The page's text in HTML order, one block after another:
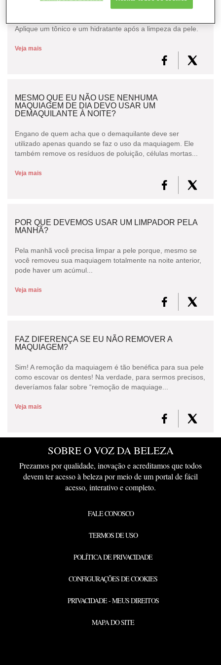
CONSULTORIA DE PRODUTOS LANCÔME
Aplique um tônico e um hidratante após a limpeza da pele.
Veja mais
MESMO QUE EU NÃO USE NENHUMA
MAQUIAGEM DE DIA DEVO USAR UM
DEMAQUILANTE À NOITE?
Engano de quem acha que o demaquilante deve ser
utilizado apenas quando se faz o uso da maquiagem. Ele
também remove os resíduos de poluição, células mortas...
Veja mais
POR QUE DEVEMOS USAR UM LIMPADOR PELA
MANHÃ?
Pela manhã você precisa limpar a pele porque, mesmo se
você removeu sua maquiagem totalmente na noite anterior,
pode haver um acúmul...
Veja mais
FAZ DIFERENÇA SE EU NÃO REMOVER A
MAQUIAGEM?
Sim! A remoção da maquiagem é tão benéfica para sua pele
como escovar os dentes! Na verdade, para sermos precisos,
deveríamos falar sobre “remoção de maquiage...
Veja mais
SOBRE O VOZ DA BELEZA
Prezamos por qualidade, inovação e acreditamos que todos
devem ter acesso à beleza por meio de um portal de fácil
acesso, interativo e completo.
FALE CONOSCO
TERMOS DE USO
POLÍTICA DE PRIVACIDADE
CONFIGURAÇÕES DE COOKIES
PRIVACIDADE - MEUS DIREITOS
MAPA DO SITE